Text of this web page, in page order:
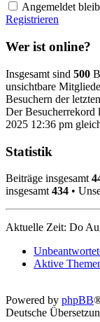
Angemeldet
Registrieren
Wer ist online?
Insgesamt sind 500
unsichtbare
Besuchern der
Der Besucherrekord
2025 12:36 pm
Statistik
Beiträge insgesamt
insgesamt 434 •
Aktuelle Zeit: Do
Aktive
Powered by phpBB
Deutsche